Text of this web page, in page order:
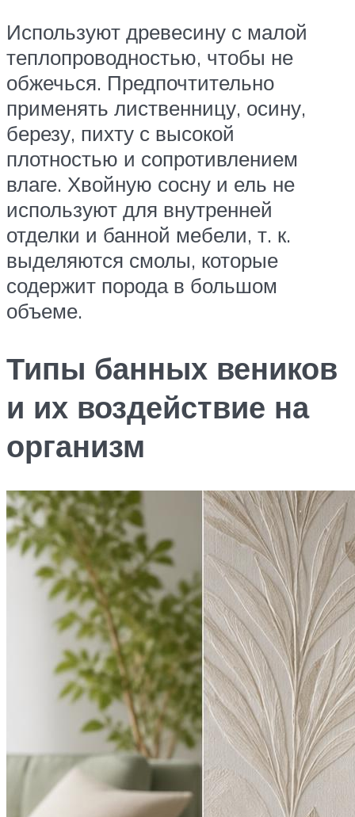
Используют древесину с малой
теплопроводностью, чтобы не
обжечься. Предпочтительно
применять лиственницу, осину,
березу, пихту с высокой
плотностью и сопротивлением
влаге. Хвойную сосну и ель не
используют для внутренней
отделки и банной мебели, т. к.
выделяются смолы, которые
содержит порода в большом
объеме.
Типы банных веников
и их воздействие на
организм